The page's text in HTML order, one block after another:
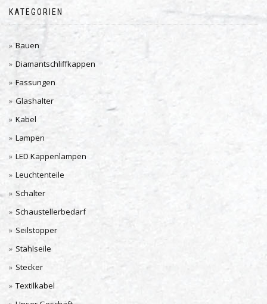
KATEGORIEN
Bauen
Diamantschliffkappen
Fassungen
Glashalter
Kabel
Lampen
LED Kappenlampen
Leuchtenteile
Schalter
Schaustellerbedarf
Seilstopper
Stahlseile
Stecker
Textilkabel